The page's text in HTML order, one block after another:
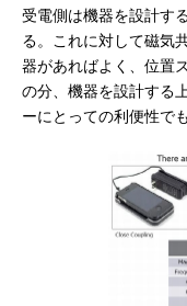
受電側は機器を設計す
る。これに対して磁気
器があればよく、位置
の分、機器を設計する
ーにとっての利便性で